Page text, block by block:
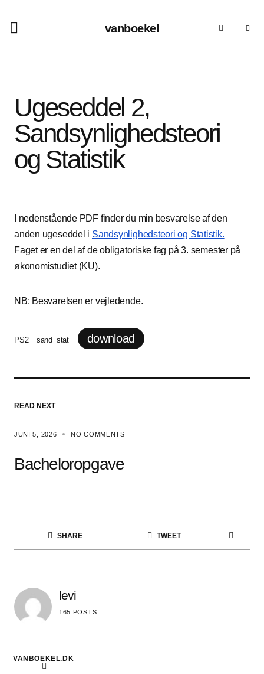
vanboekel
Ugeseddel 2,
Sandsynlighedsteori
og Statistik
I nedenstående PDF finder du min besvarelse af den
anden ugeseddel i Sandsynlighedsteori og Statistik.
Faget er en del af de obligatoriske fag på 3. semester på
økonomistudiet (KU).
NB: Besvarelsen er vejledende.
PS2__sand_stat download
READ NEXT
JUNI 5, 2026 NO COMMENTS
Bacheloropgave
SHARE TWEET
levi
165 POSTS
VANBOEKEL.DK